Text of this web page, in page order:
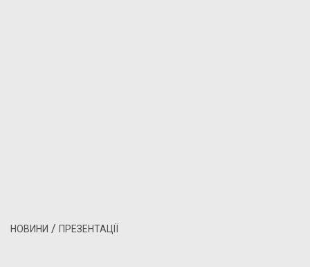
НОВИНИ / ПРЕЗЕНТАЦІЇ